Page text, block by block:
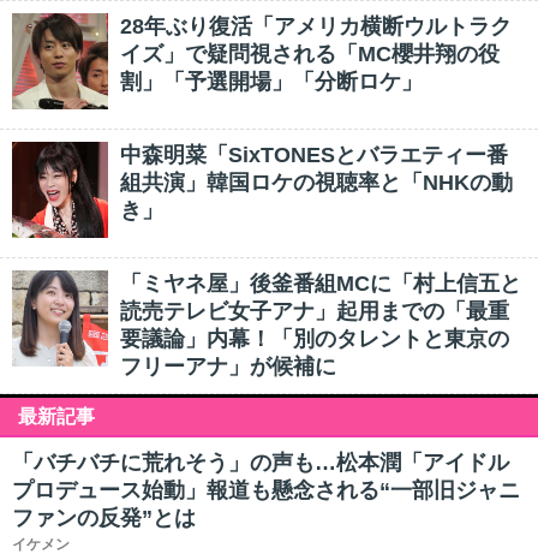
28年ぶり復活「アメリカ横断ウルトラク
イズ」で疑問視される「MC櫻井翔の役
割」「予選開場」「分断ロケ」
中森明菜「SixTONESとバラエティー番
組共演」韓国ロケの視聴率と「NHKの動
き」
「ミヤネ屋」後釜番組MCに「村上信五と
読売テレビ女子アナ」起用までの「最重
要議論」内幕！「別のタレントと東京の
フリーアナ」が候補に
最新記事
「バチバチに荒れそう」の声も…松本潤「アイドル
プロデュース始動」報道も懸念される“一部旧ジャニ
ファンの反発”とは
イケメン